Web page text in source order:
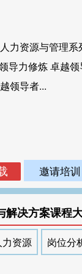
力资源与管理
导力修炼 卓越
领导者...
邀请培训
解决方案课程
力资源 岗位分